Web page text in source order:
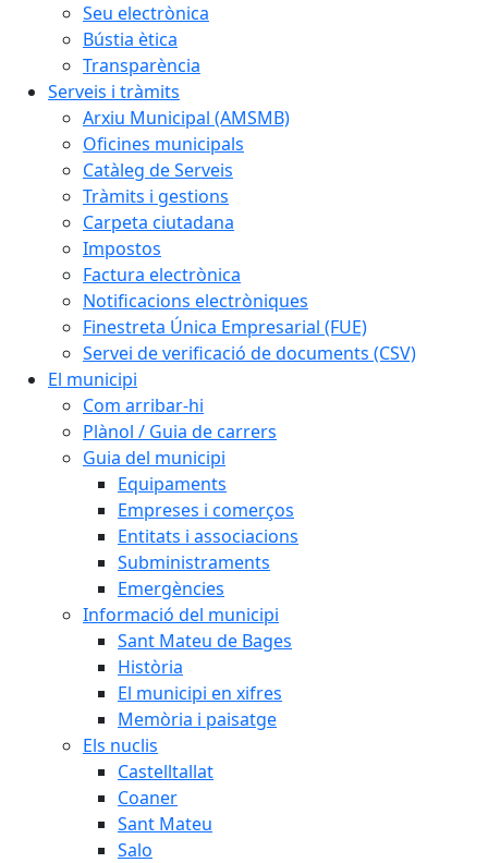
Seu electrònica
Bústia ètica
Transparència
Serveis i tràmits
Arxiu Municipal (AMSMB)
Oficines municipals
Catàleg de Serveis
Tràmits i gestions
Carpeta ciutadana
Impostos
Factura electrònica
Notificacions electròniques
Finestreta Única Empresarial (FUE)
Servei de verificació de documents (CSV)
El municipi
Com arribar-hi
Plànol / Guia de carrers
Guia del municipi
Equipaments
Empreses i comerços
Entitats i associacions
Subministraments
Emergències
Informació del municipi
Sant Mateu de Bages
Història
El municipi en xifres
Memòria i paisatge
Els nuclis
Castelltallat
Coaner
Sant Mateu
Salo